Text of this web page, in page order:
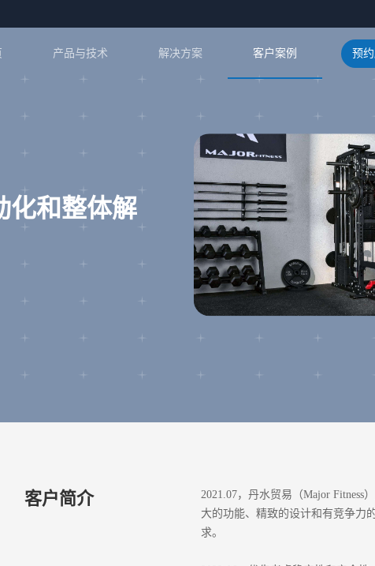
产品与技术 解决方案 客户案例 预
化和整体解
客户简介
2021.07，丹水贸易（Major Fitness
大的功能、精致的设计和有竞争力
求。